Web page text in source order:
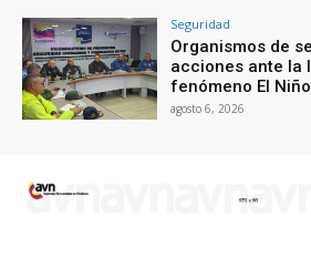
Seguridad
Organismos de
acciones ante la
fenómeno El Niño
agosto 6, 2026